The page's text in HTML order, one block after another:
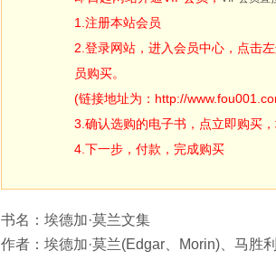
1.注册本站会员
2.登录网站，进入会员中心，点击
员购买。
(链接地址为：http://
3.确认选购的电子书，点立即购买
4.下一步，付款，完成购买
书名：埃德加·莫兰文集
作者：埃德加·莫兰(Edgar、Morin)、马胜利